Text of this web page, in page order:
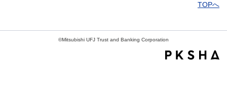
TOPへ
©Mitsubishi UFJ Trust and Banking Corporation